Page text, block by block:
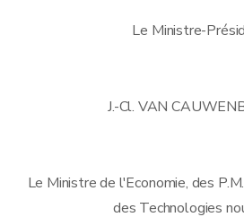
Le Ministre-
J.-Cl. VAN
Le Ministre de l'Economie, des
des Technologies